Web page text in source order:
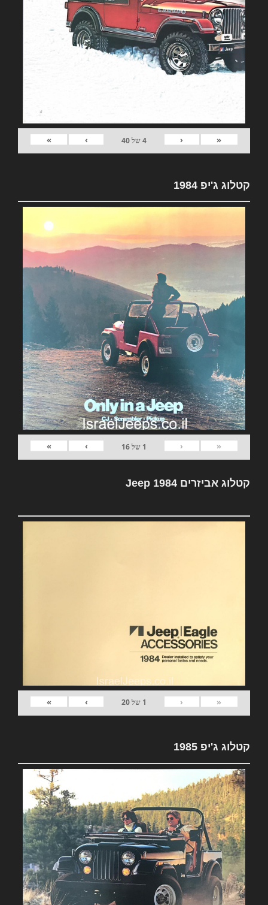
«
‹
4של40
›
»
קטלוג ג'יפ 1984
«
‹
1 של16
›
»
קטלוג אביזרים Jeep 1984
«
‹
1 של20
›
»
קטלוג ג'יפ 1985